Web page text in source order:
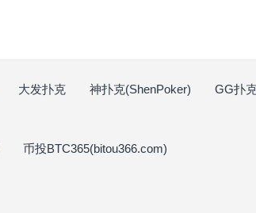
大发扑克 神扑克(ShenPoker) GG扑
币投BTC365(bitou366.com)